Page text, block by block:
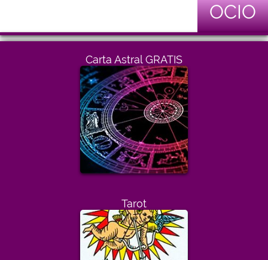
OCIO
Carta Astral GRATIS
Tarot